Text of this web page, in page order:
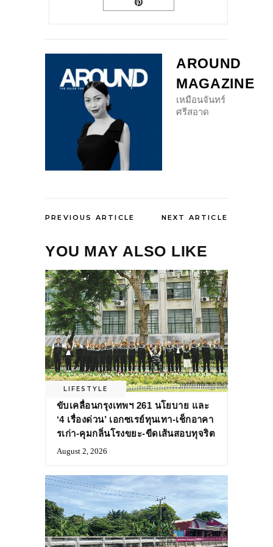
AROUND
MAGAZINE
เหมือนจันทร์
ศรีสอาด
PREVIOUS ARTICLE NEXT ARTICLE
YOU MAY ALSO LIKE
LIFESTYLE
ขับเคลื่อนกรุงเทพฯ 261 นโยบาย และ
‘4 เรื่องด่วน’ เอกซเรย์ทุนเทา-เช็กอาคา
รเก่า-คุมกลิ่นโรงขยะ-ขีดเส้นสอบทุจริต
August 2, 2026